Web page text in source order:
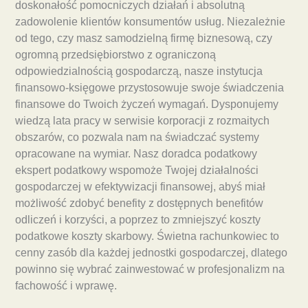
doskonałość pomocniczych działań i absolutną
zadowolenie klientów konsumentów usług. Niezależnie
od tego, czy masz samodzielną firmę biznesową, czy
ogromną przedsiębiorstwo z ograniczoną
odpowiedzialnością gospodarczą, nasze instytucja
finansowo-księgowe przystosowuje swoje świadczenia
finansowe do Twoich życzeń wymagań. Dysponujemy
wiedzą lata pracy w serwisie korporacji z rozmaitych
obszarów, co pozwala nam na świadczać systemy
opracowane na wymiar. Nasz doradca podatkowy
ekspert podatkowy wspomoże Twojej działalności
gospodarczej w efektywizacji finansowej, abyś miał
możliwość zdobyć benefity z dostępnych benefitów
odliczeń i korzyści, a poprzez to zmniejszyć koszty
podatkowe koszty skarbowy. Świetna rachunkowiec to
cenny zasób dla każdej jednostki gospodarczej, dlatego
powinno się wybrać zainwestować w profesjonalizm na
fachowość i wprawę.